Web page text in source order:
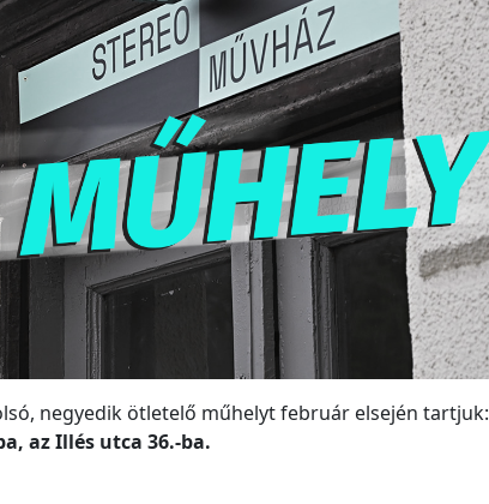
negyedik ötletelő műhelyt február elsején tartjuk:
az Illés utca 36.-ba.